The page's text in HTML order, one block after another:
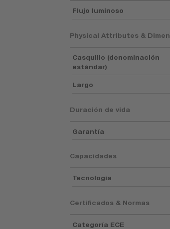
Flujo luminoso
Physical Attributes &
Casquillo (denominación
estándar)
Largo
Duración de vida
Garantía
Capacidades
Tecnología
Certificados & Normas
Categoría ECE